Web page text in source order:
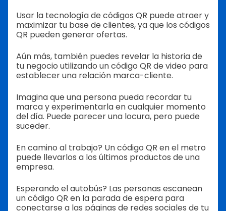
Usar la tecnología de códigos QR puede atraer y
maximizar tu base de clientes, ya que los códigos
QR pueden generar ofertas.
Aún más, también puedes revelar la historia de
tu negocio utilizando un código QR de video para
establecer una relación marca-cliente.
Imagina que una persona pueda recordar tu
marca y experimentarla en cualquier momento
del día. Puede parecer una locura, pero puede
suceder.
En camino al trabajo? Un código QR en el metro
puede llevarlos a los últimos productos de una
empresa.
Esperando el autobús? Las personas escanean
un código QR en la parada de espera para
conectarse a las páginas de redes sociales de tu